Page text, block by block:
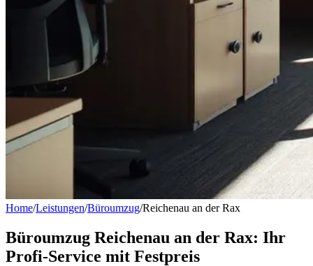
Home/Leistungen/Büroumzug/Reichenau an der Rax
Büroumzug Reichenau an der Rax: Ihr
Profi-Service mit Festpreis